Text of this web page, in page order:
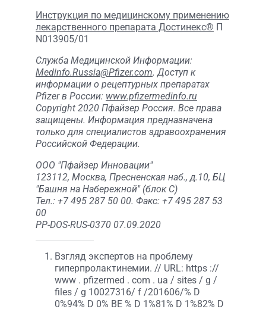
Инструкция по медицинскому применению
лекарственного препарата Достинекс® П
N013905/01
Служба Медицинской Информации:
Medinfo.Russia@Pfizer.com. Доступ к
информации о рецептурных препаратах
Pfizer в России: www.pfizermedinfo.ru
Copyright 2020 Пфайзер Россия. Все права
защищены. Информация предназначена
только для специалистов здравоохранения
Российской Федерации.
OOO "Пфайзер Инновации"
123112, Москва, Пресненская наб., д.10, БЦ
"Башня на Набережной" (блок С)
Тел.: +7 495 287 50 00. Факс: +7 495 287 53
00
PP-DOS-RUS-0370 07.09.2020
Взгляд экспертов на проблему
гиперпролактинемии. // URL: https ://
www . pfizermed . com . ua / sites / g /
files / g 10027316/ f /201606/% D
0%94% D 0% BE % D 1%81% D 1%82% D